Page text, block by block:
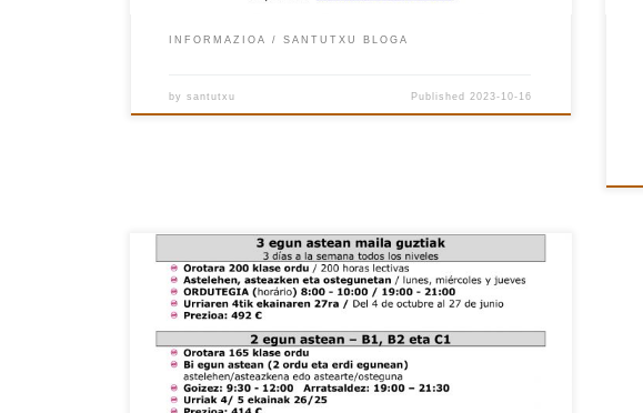
INFORMAZIOA SANTUTXU BLOGA
bysantutxu Published2023-10-16